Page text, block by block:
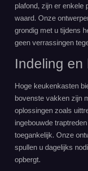
plafond, zijn er enkele
waard. Onze
grondig met u tijdens
geen verrassingen
Indeling en
Hoge keukenkasten
bovenste vakken zijn
oplossingen zoals
ingebouwde
toegankelijk. Onze
spullen u dagelijks
opbergt.